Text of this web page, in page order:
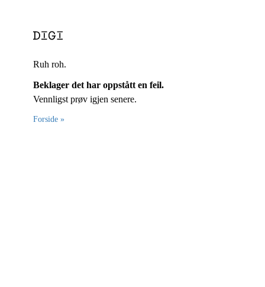
Ruh roh.
Beklager det har oppstått en feil.
Vennligst prøv igjen senere.
Forside »